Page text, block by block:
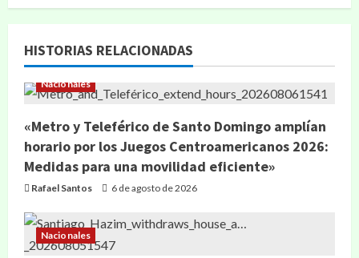
HISTORIAS RELACIONADAS
Nacionales
«Metro y Teleférico de Santo Domingo amplían
horario por los Juegos Centroamericanos 2026:
Medidas para una movilidad eficiente»
Rafael Santos 6 de agosto de 2026
Nacionales